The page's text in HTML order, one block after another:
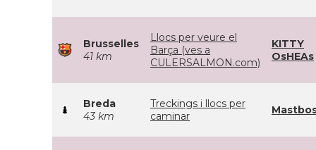
Brusselles
41 km
Llocs per veure el
Barça (ves a
CULERSALMON.com)
KITTY
OsHEAs
Breda
43 km
Treckings i llocs per
caminar